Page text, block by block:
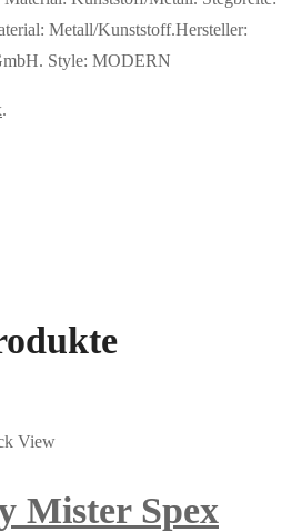
Metall/Kunststoff.Hersteller:
Style: MODERN
.
View
Mister Spex